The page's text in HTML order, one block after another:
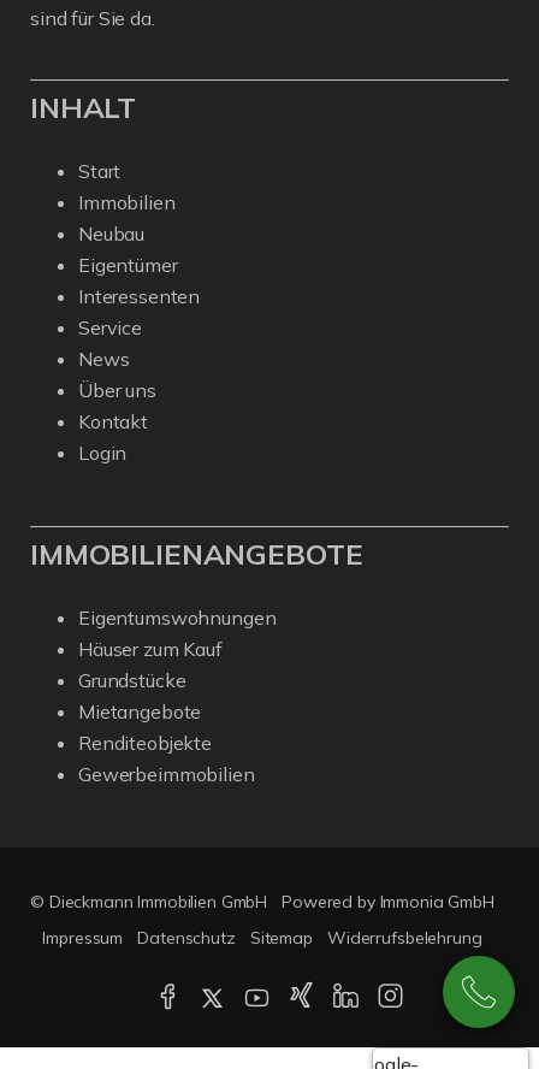
sind für Sie da.
INHALT
Start
Immobilien
Neubau
Eigentümer
Interessenten
Service
News
Über uns
Kontakt
Login
IMMOBILIENANGEBOTE
Eigentumswohnungen
Häuser zum Kauf
Grundstücke
Mietangebote
Renditeobjekte
Gewerbeimmobilien
© Dieckmann Immobilien GmbH
Powered by Immonia GmbH
Impressum
Datenschutz Sitemap Widerrufsbelehrung
Google-